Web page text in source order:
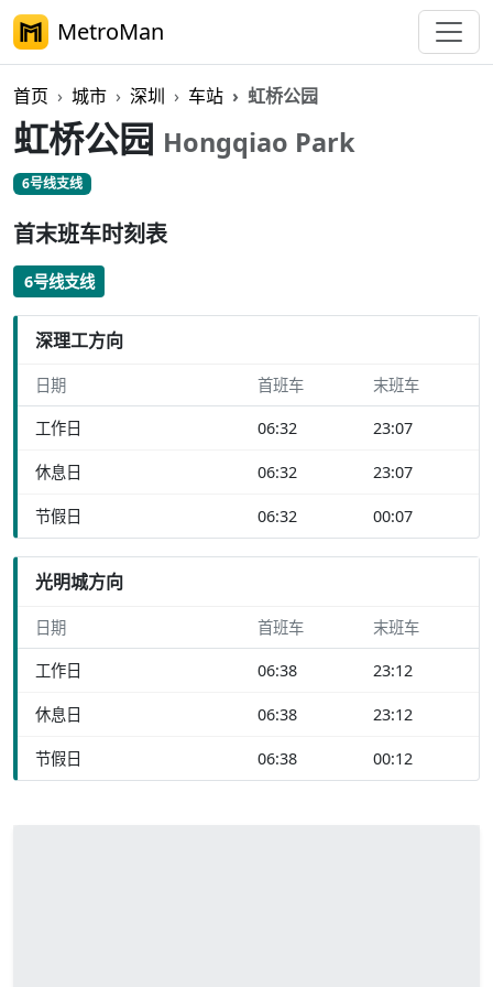
MetroMan
首页 城市 深圳 车站 虹桥公园
虹桥公园 Hongqiao Park
6号线支线
首末班车时刻表
6号线支线
深理工方向
日期 首班车 末班车
工作日 06:32 23:07
休息日 06:32 23:07
节假日 06:32 00:07
光明城方向
日期 首班车 末班车
工作日 06:38 23:12
休息日 06:38 23:12
节假日 06:38 00:12